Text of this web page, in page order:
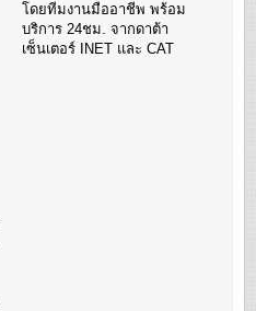
โดยทีมงานมืออาชีพ พร้อม
บริการ 24ชม. จากดาต้า
เซ็นเตอร์ INET และ CAT